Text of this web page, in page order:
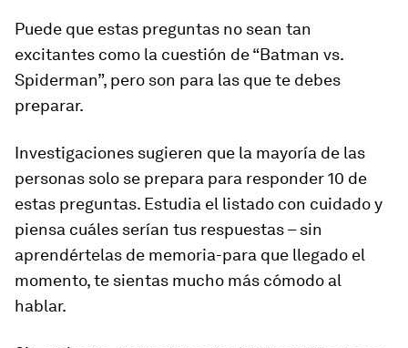
Puede que estas preguntas no sean tan
excitantes como la cuestión de “Batman vs.
Spiderman”, pero son para las que te debes
preparar.
Investigaciones sugieren que la mayoría de las
personas solo se prepara para responder 10 de
estas preguntas. Estudia el listado con cuidado y
piensa cuáles serían tus respuestas – sin
aprendértelas de memoria-para que llegado el
momento, te sientas mucho más cómodo al
hablar.